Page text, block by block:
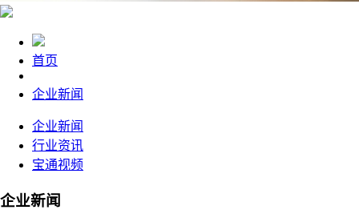
首页
企业新闻
企业新闻
行业资讯
宝通视频
企业新闻